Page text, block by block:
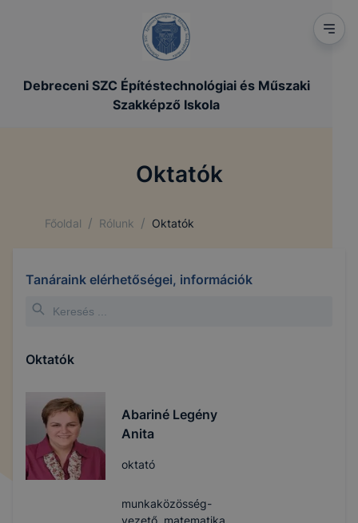
Debreceni SZC Építéstechnológiai és Műszaki
Szakképző Iskola
Oktatók
Főoldal / Rólunk / Oktatók
Tanáraink elérhetőségei, információk
Oktatók
Abariné Legény
Anita
oktató
munkaközösség-